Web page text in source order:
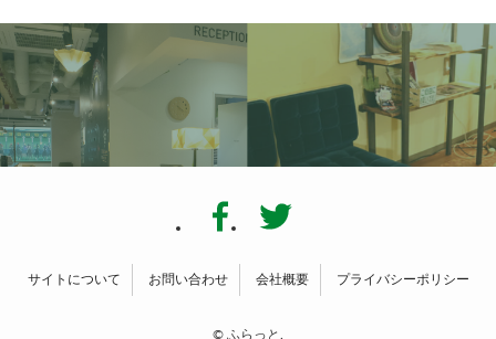
サイトについて お問い合わせ 会社概要 プライバシーポリシー
© ふらっと.